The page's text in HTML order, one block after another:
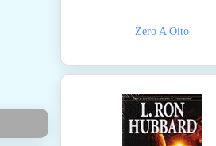
Zero A Oito